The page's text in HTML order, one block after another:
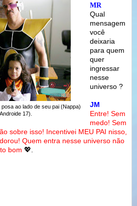
ao lado de seu pai (Nappa)
17).
MR
Qual
mensagem
você
deixaria
para quem
quer
ingressar
nesse
universo ?
JM
Entre! Sem
medo! Sem
sobre isso! Incentivei MEU PAI nisso,
Quem entra nesse universo não
bom 💖.